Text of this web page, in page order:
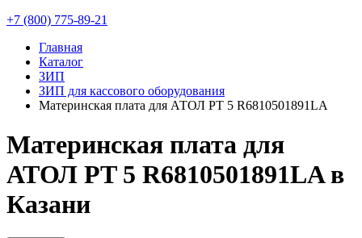
+7 (800) 775-89-21
Главная
Каталог
ЗИП
ЗИП для кассового оборудования
Материнская плата для АТОЛ PT 5 R6810501891LA
Материнская плата для
АТОЛ PT 5 R6810501891LA в
Казани